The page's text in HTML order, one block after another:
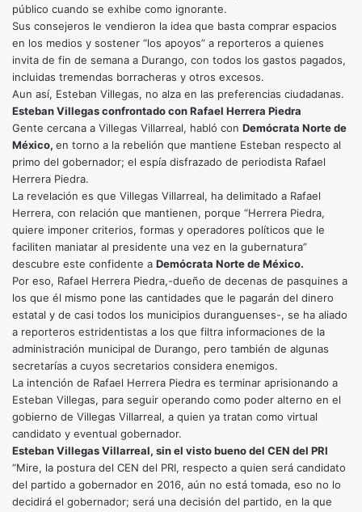
público cuando se exhibe como ignorante.
Sus consejeros le vendieron la idea que basta comprar espacios
en los medios y sostener “los apoyos” a reporteros a quienes
invita de fin de semana a Durango, con todos los gastos pagados,
incluidas tremendas borracheras y otros excesos.
Aun así, Esteban Villegas, no alza en las preferencias ciudadanas.
Esteban Villegas confrontado con Rafael Herrera Piedra
Gente cercana a Villegas Villarreal, habló con Demócrata Norte de
México, en torno a la rebelión que mantiene Esteban respecto al
primo del gobernador; el espía disfrazado de periodista Rafael
Herrera Piedra.
La revelación es que Villegas Villarreal, ha delimitado a Rafael
Herrera, con relación que mantienen, porque “Herrera Piedra,
quiere imponer criterios, formas y operadores políticos que le
faciliten maniatar al presidente una vez en la gubernatura”
descubre este confidente a Demócrata Norte de México.
Por eso, Rafael Herrera Piedra,-dueño de decenas de pasquines a
los que él mismo pone las cantidades que le pagarán del dinero
estatal y de casi todos los municipios duranguenses-, se ha aliado
a reporteros estridentistas a los que filtra informaciones de la
administración municipal de Durango, pero también de algunas
secretarías a cuyos secretarios considera enemigos.
La intención de Rafael Herrera Piedra es terminar aprisionando a
Esteban Villegas, para seguir operando como poder alterno en el
gobierno de Villegas Villarreal, a quien ya tratan como virtual
candidato y eventual gobernador.
Esteban Villegas Villarreal, sin el visto bueno del CEN del PRI
“Mire, la postura del CEN del PRI, respecto a quien será candidato
del partido a gobernador en 2016, aún no está tomada, eso no lo
decidirá el gobernador; será una decisión del partido, en la que